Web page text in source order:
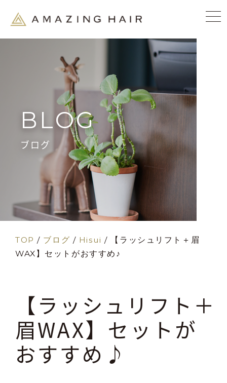
BLOG
ブログ
TOP / ブログ / Hisui /
【ラッシュリフト＋眉
WAX】セットがおすすめ♪
【ラッシュリフト＋
眉WAX】セットが
おすすめ♪